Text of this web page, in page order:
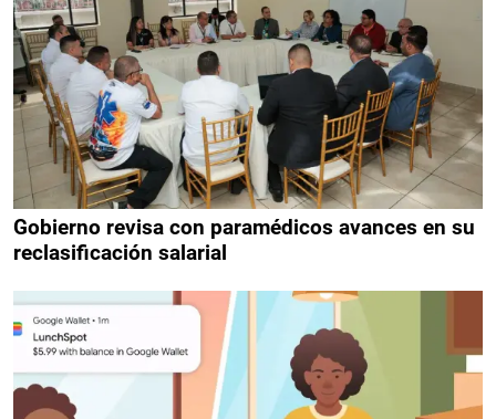
Gobierno revisa con paramédicos avances en su
reclasificación salarial